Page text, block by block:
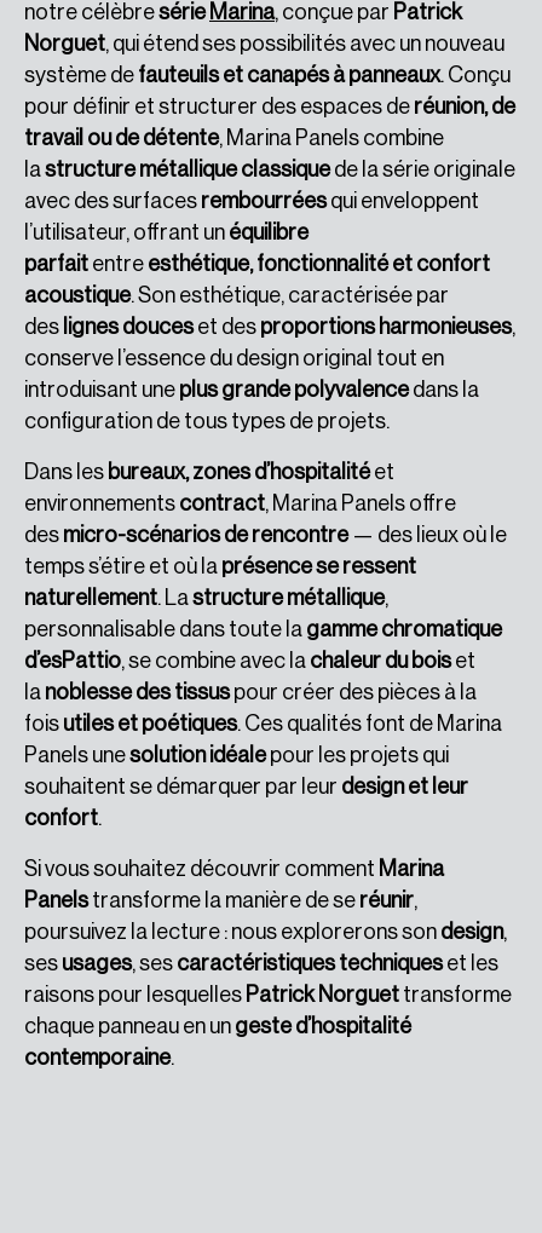
notre célèbresérie Marina, conçue par Patrick
Norguet, qui étend ses possibilités avec un nouveau
système de fauteuils et canapés à panneaux. Conçu
pour définir et structurer des espaces de réunion, de
travail ou de détente, Marina Panels combine
lastructure métallique classiquede la série originale
avec des surfaces rembourréesqui enveloppent
l’utilisateur, offrant un équilibre
parfait entre esthétique, fonctionnalité et confort
acoustique. Son esthétique, caractérisée par
des lignes douceset des proportions harmonieuses,
conserve l’essence du design original tout en
introduisant une plus grande polyvalencedans la
configuration de tous types de projets.
Dans les bureaux, zones d’hospitalitéet
environnements contract, Marina Panels offre
des micro-scénarios de rencontre— des lieux où le
temps s’étire et où la présence se ressent
naturellement. Lastructure métallique,
personnalisable dans toute la gamme chromatique
d’esPattio, se combine avec la chaleur du boiset
la noblesse des tissuspour créer des pièces à la
fois utiles et poétiques. Ces qualités font de Marina
Panels unesolution idéalepour les projets qui
souhaitent se démarquer par leur design et leur
confort.
Si vous souhaitez découvrir comment Marina
Panelstransforme la manière de se réunir,
poursuivez la lecture : nous explorerons son design,
ses usages, ses caractéristiques techniqueset les
raisons pour lesquelles Patrick Norguet transforme
chaque panneau en un geste d’hospitalité
contemporaine.